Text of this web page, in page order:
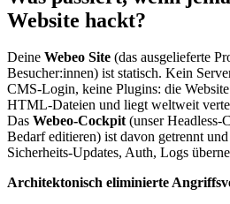
Website hackt?
Deine Webeo Site (das ausgelieferte
Besucher:innen) ist statisch. Kein
CMS-Login, keine Plugins: die Website
HTML-Dateien und liegt weltweit
Das Webeo-Cockpit(unser Headless-
Bedarf editieren) ist davon getrennt
Sicherheits-Updates, Auth, Logs
Architektonisch eliminierte